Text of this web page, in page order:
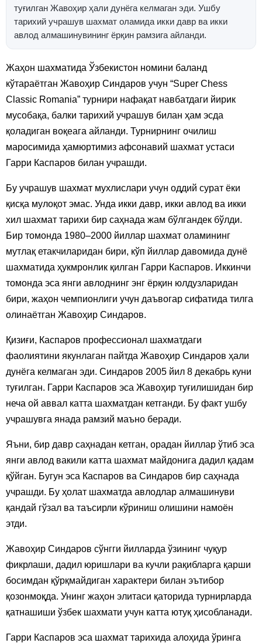
туғилган Жавоҳир ҳали дунёга келмаган эди. Ушбу
тарихий учрашув шахмат оламида икки давр ва икки
авлод алмашинувининг ёрқин рамзига айланди.
Жаҳон шахматида Ўзбекистон номини баланд
кўтараётган Жавоҳир Синдаров учун “Super Chess
Classic Romania” турнири нафақат навбатдаги йирик
мусобақа, балки тарихий учрашув билан ҳам эсда
қоладиган воқеага айланди. Турнирнинг очилиш
маросимида ҳамюртимиз афсонавий шахмат устаси
Гарри Каспаров билан учрашди.
Бу учрашув шахмат мухлислари учун оддий сурат ёки
қисқа мулоқот эмас. Унда икки давр, икки авлод ва икки
хил шахмат тарихи бир саҳнада жам бўлгандек бўлди.
Бир томонда 1980–2000 йиллар шахмат оламининг
мутлақ етакчиларидан бири, кўп йиллар давомида дунё
шахматида ҳукмронлик қилган Гарри Каспаров. Иккинчи
томонда эса янги авлоднинг энг ёрқин юлдузларидан
бири, жаҳон чемпионлиги учун даъвогар сифатида тилга
олинаётган Жавоҳир Синдаров.
Қизиғи, Каспаров профессионал шахматдаги
фаолиятини якунлаган пайтда Жавоҳир Синдаров ҳали
дунёга келмаган эди. Синдаров 2005 йил 8 декабрь куни
туғилган. Гарри Каспаров эса Жавоҳир туғилишидан бир
неча ой аввал катта шахматдан кетганди. Бу факт ушбу
учрашувга янада рамзий маъно беради.
Яъни, бир давр саҳнадан кетган, орадан йиллар ўтиб эса
янги авлод вакили катта шахмат майдонига дадил қадам
қўйган. Бугун эса Каспаров ва Синдаров бир саҳнада
учрашди. Бу ҳолат шахматда авлодлар алмашинуви
қандай гўзал ва таъсирли кўриниш олишини намоён
этди.
Жавоҳир Синдаров сўнгги йилларда ўзининг чуқур
фикрлаши, дадил юришлари ва кучли рақибларга қарши
босимдан қўрқмайдиган характери билан эътибор
қозонмоқда. Унинг жаҳон элитаси қаторида турнирларда
қатнашиши ўзбек шахмати учун катта ютуқ ҳисобланади.
Гарри Каспаров эса шахмат тарихида алоҳида ўринга